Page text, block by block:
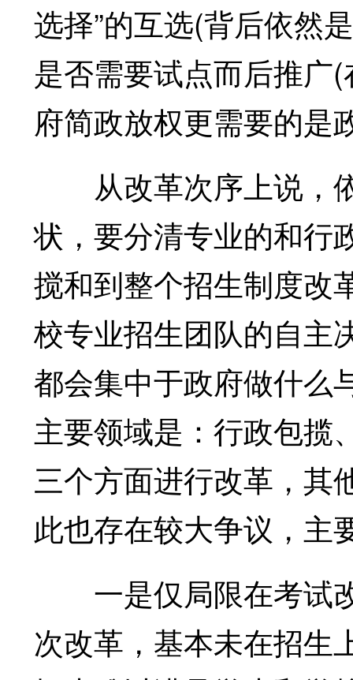
选择”的互选(背后依然
是否需要试点而后推广
府简政放权更需要的是
从改革次序上说，
状，要分清专业的和行
搅和到整个招生制度改
校专业招生团队的自主
都会集中于政府做什么
主要领域是：行政包揽
三个方面进行改革，其
此也存在较大争议，主
一是仅局限在考试
次改革，基本未在招生